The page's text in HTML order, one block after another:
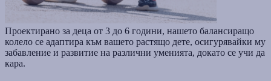
Проектирано за деца от 3 до 6 години, нашето балансиращо
колело се адаптира към вашето растящо дете, осигурявайки му
забавление и развитие на различни уменията, докато се учи да
кара.